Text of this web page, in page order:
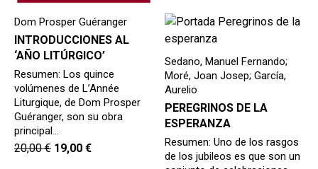
Dom Prosper Guéranger
INTRODUCCIONES AL
‘AÑO LITÚRGICO’
Resumen: Los quince
volúmenes de L’Année
Liturgique, de Dom Prosper
Guéranger, son su obra
principal…
20,00€ 19,00 €
Sedano, Manuel Fernando;
Moré, Joan Josep; García,
Aurelio
PEREGRINOS DE LA
ESPERANZA
Resumen: Uno de los rasgos
de los jubileos es que son un